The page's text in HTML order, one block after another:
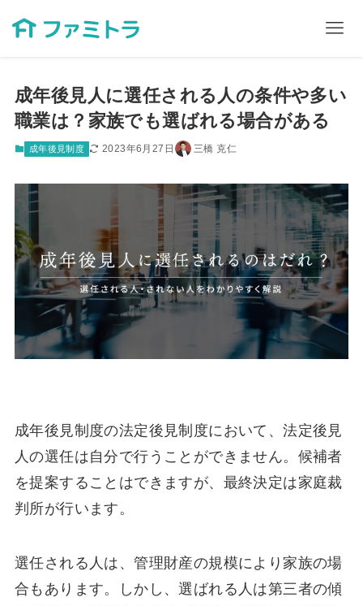
成年後見人に選任される人の条件や多い
職業は？家族でも選ばれる場合がある
成年後見制度 2023年6月27日 三橋 克仁
成年後見制度の法定後見制度において、法定後見
人の選任は自分で行うことができません。候補者
を提案することはできますが、最終決定は家庭裁
判所が行います。
選任される人は、管理財産の規模により家族の場
合もあります。しかし、選ばれる人は第三者の傾